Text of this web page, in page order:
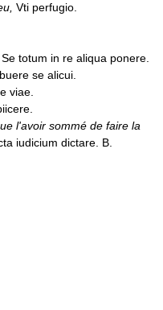
Vti perfugio.
Se totum in re aliqua ponere.
se alicui.
viae.
l'avoir sommé de faire la
iudicium dictare. B.